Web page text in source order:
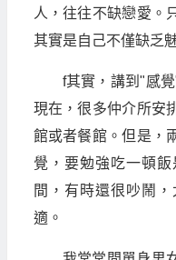
人，往往不缺戀愛。
其實是自己不僅缺乏
f其實，講到"感
現在，很多仲介所安
館或者餐館。但是，
覺，要勉強吃一頓
間，有時還很吵鬧
適。